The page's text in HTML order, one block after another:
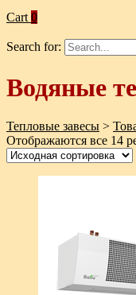
Cart 0
Search for:
Водяные
Тепловые завесы >
Отображаются все 14